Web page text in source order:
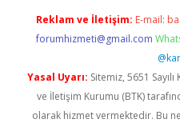
Reklam ve İletişim: E-mail:
forumhizmeti@gmail.com
Yasal Uyarı: Sitemiz, 5651
ve İletişim Kurumu (BTK)
olarak hizmet vermektedir. Bu